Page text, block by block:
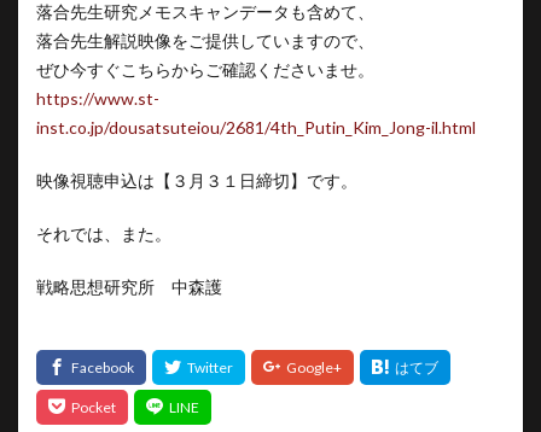
落合先生研究メモスキャンデータも含めて、
落合先生解説映像をご提供していますので、
ぜひ今すぐこちらからご確認くださいませ。
https://www.st-
inst.co.jp/dousatsuteiou/2681/4th_Putin_Kim_Jong-il.html
映像視聴申込は【３月３１日締切】です。
それでは、また。
戦略思想研究所 中森護